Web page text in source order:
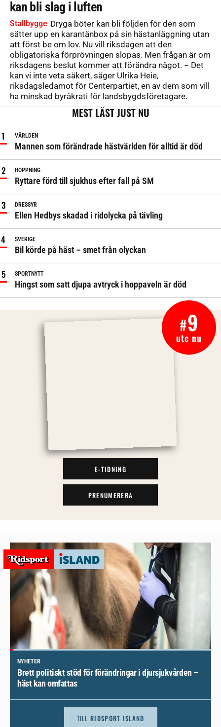
kan bli slag i luften
Stallbygge Dryga böter kan bli följden för den som
sätter upp en karantänbox på sin hästanläggning utan
att först be om lov. Nu vill riksdagen att den
obligatoriska förprövningen slopas. Men frågan är om
riksdagens beslut kommer att förändra något. − Det
kan vi inte veta säkert, säger Ulrika Heie,
riksdagsledamot för Centerpartiet, en av dem som vill
ha minskad byråkrati för landsbygdsföretagare.
MEST LÄST JUST NU
VÄRLDEN
Mannen som förändrade hästvärlden för alltid är död
HOPPNING
Ryttare förd till sjukhus efter fall på SM
DRESSYR
Ellen Hedbys skadad i ridolycka på tävling
SVERIGE
Bil körde på häst – smet från olyckan
SPORTNYTT
Hingst som satt djupa avtryck i hoppaveln är död
#9
ute nu
E-TIDNING
PRENUMERERA
NYHETER
Brett politiskt stöd för förändringar i djursjukvården –
häst kan omfattas
TILL RIDSPORT ISLAND